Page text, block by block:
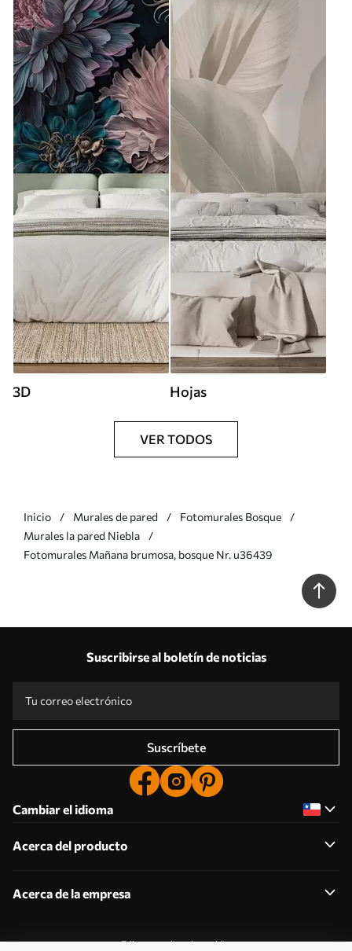
3D Hojas
VER TODOS
Inicio Murales de pared
Fotomurales Bosque
Murales la pared Niebla
Fotomurales Mañana brumosa, bosque Nr. u36439
Suscribirse al boletín de noticias
Suscríbete
Cambiar el idioma
Acerca del producto
Acerca de la empresa
Editar permisos de cookies